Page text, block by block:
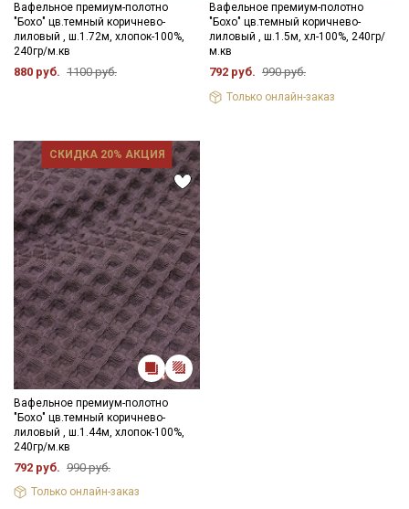
Вафельное премиум-полотно
"Бохо" цв.темный коричнево-
лиловый , ш.1.72м, хлопок-100%,
240гр/м.кв
880 руб. 1100 руб.
Вафельное премиум-полотно
"Бохо" цв.темный коричнево-
лиловый , ш.1.5м, хл-100%, 240гр/
м.кв
792 руб. 990 руб.
Только онлайн-заказ
СКИДКА 20% АКЦИЯ
Вафельное премиум-полотно
"Бохо" цв.темный коричнево-
лиловый , ш.1.44м, хлопок-100%,
240гр/м.кв
792 руб. 990 руб.
Только онлайн-заказ